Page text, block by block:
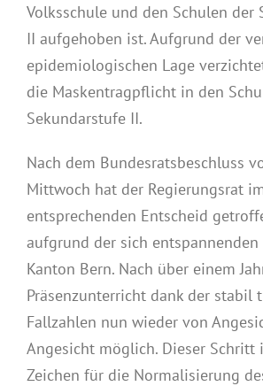
Volksschule und den Schulen der
II aufgehoben ist. Aufgrund der
epidemiologischen Lage
die Maskentragpflicht in den
Sekundarstufe II.
Nach dem Bundesratsbeschluss
Mittwoch hat der Regierungsrat
entsprechenden Entscheid
aufgrund der sich entspannenden
Kanton Bern. Nach über einem
Präsenzunterricht dank der stabil
Fallzahlen nun wieder von
Angesicht möglich. Dieser Schritt
Zeichen für die Normalisierung